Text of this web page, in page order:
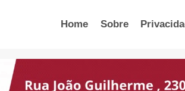
Home Sobre